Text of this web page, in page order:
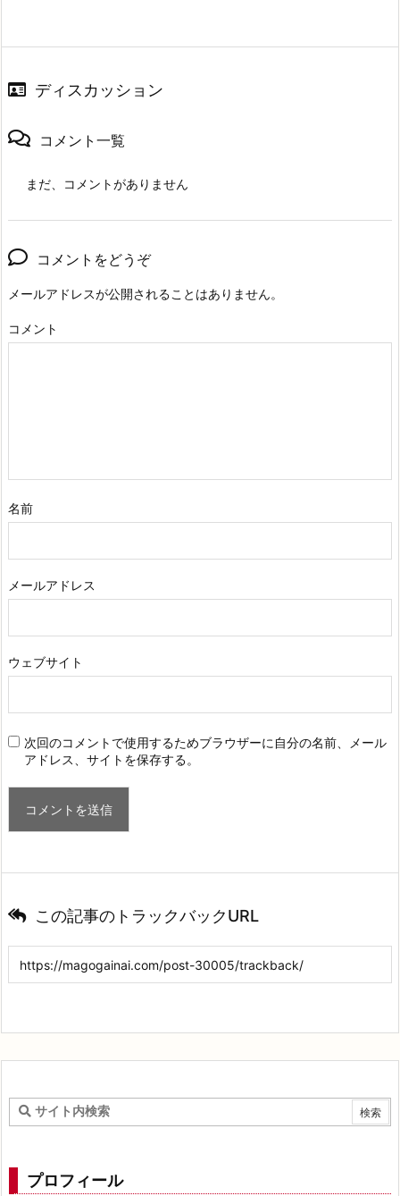
ディスカッション
コメント一覧
まだ、コメントがありません
コメントをどうぞ
メールアドレスが公開されることはありません。
コメント
名前
メールアドレス
ウェブサイト
次回のコメントで使用するためブラウザーに自分の名前、メール
アドレス、サイトを保存する。
この記事のトラックバックURL
プロフィール